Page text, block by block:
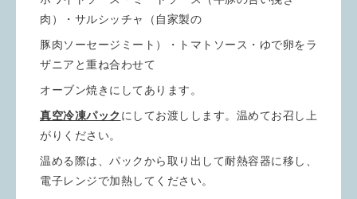
肉）・サルシッチャ（自家製の
豚肉ソーセージミート）・トマトソース・ゆで卵をラ
ザニアと重ね合わせて
オーブン焼きにしてあります。
真空冷凍パック にしてお渡しします。温めてお召し上
がりください。
温める際は、パックから取り出して耐熱容器に移し、
電子レンジで加熱してください。